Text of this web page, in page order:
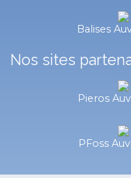
Balises
Nos sites
Pieros
PFoss